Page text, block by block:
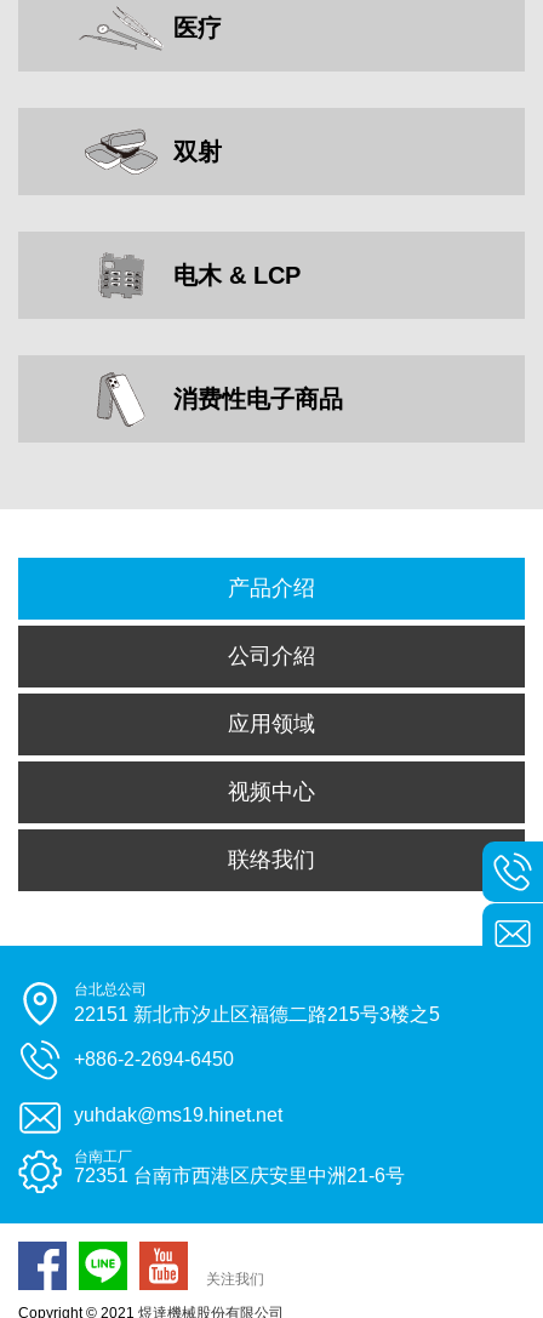
医疗
双射
电木 & LCP
消费性电子商品
产品介绍
公司介紹
应用领域
视频中心
联络我们
台北总公司
22151 新北市汐止区福德二路215号3楼之5
+886-2-2694-6450
yuhdak@ms19.hinet.net
台南工厂
72351 台南市西港区庆安里中洲21-6号
关注我们
Copyright © 2021 煜達機械股份有限公司